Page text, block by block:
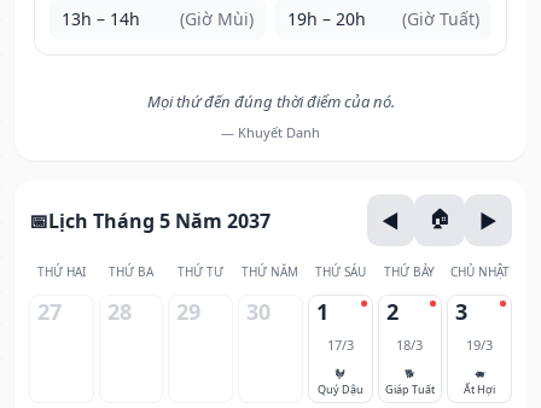
13h – 14h (Giờ Mùi) 19h – 20h (Giờ Tuất)
Mọi thứ đến đúng thời điểm của nó.
— Khuyết Danh
Lịch Tháng 5 Năm 2037
THỨ HAI THỨ BA THỨ TƯ THỨ NĂM THỨ SÁU THỨ BẢY CHỦ NHẬT
27 28 29 30 1
17/3
🐓
Quý Dậu
2
18/3
🐕
Giáp Tuất
3
19/3
🐖
Ất Hợi